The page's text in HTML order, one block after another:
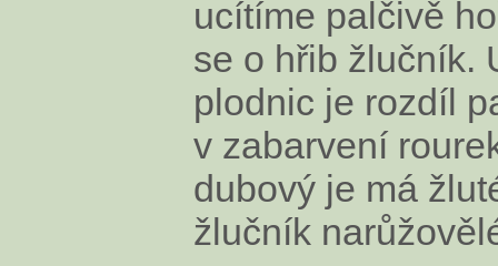
ucítíme palčivě
se o hřib žlučník.
plodnic je rozdíl
v zabarvení
dubový je má
žlučník